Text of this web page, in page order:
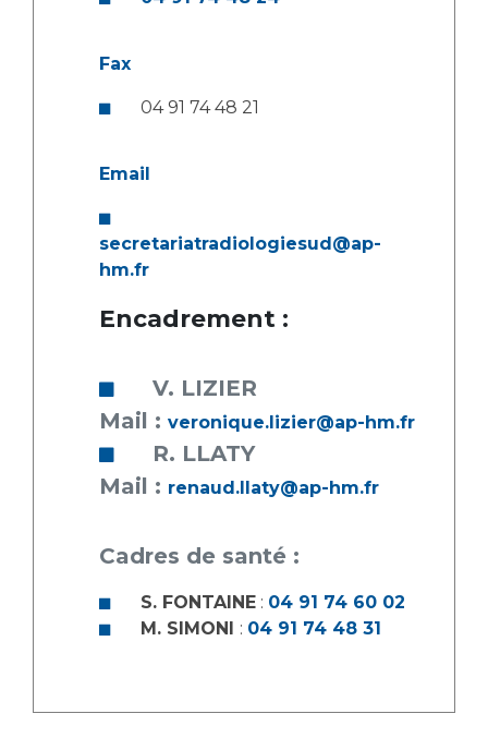
Fax
04 91 74 48 21
Email
secretariatradiologiesud@ap-
hm.fr
Encadrement :
V. LIZIER
Mail : veronique.lizier@ap-hm.fr
R. LLATY
Mail : renaud.llaty@ap-hm.fr
Cadres de santé :
S. FONTAINE : 04 91 74 60 02
M. SIMONI : 04 91 74 48 31